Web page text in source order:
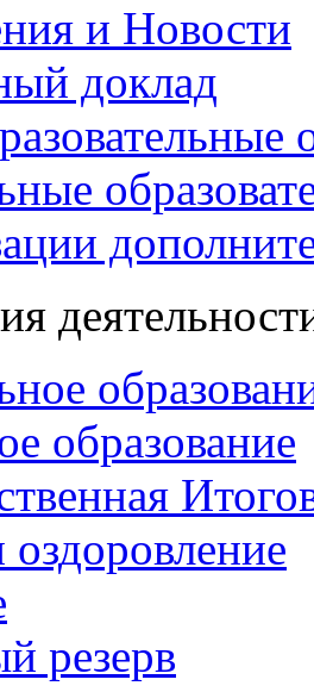
и Новости
доклад
образование
резерв